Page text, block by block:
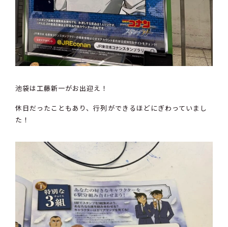
池袋は工藤新一がお出迎え！
休日だったこともあり、行列ができるほどにぎわっていまし
た！